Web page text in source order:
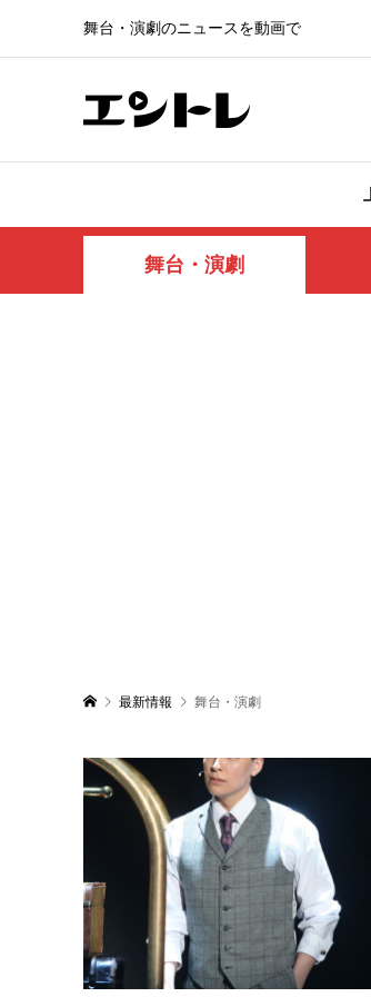
舞台・演劇のニュースを動画で
舞台・演劇
最新情報 舞台・演劇